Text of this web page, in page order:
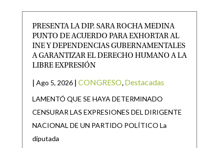
PRESENTA LA DIP. SARA ROCHA MEDINA
PUNTO DE ACUERDO PARA EXHORTAR AL
INE Y DEPENDENCIAS GUBERNAMENTALES
A GARANTIZAR EL DERECHO HUMANO A LA
LIBRE EXPRESIÓN
| Ago 5, 2026 | CONGRESO, Destacadas
LAMENTÓ QUE SE HAYA DETERMINADO
CENSURAR LAS EXPRESIONES DEL DIRIGENTE
NACIONAL DE UN PARTIDO POLÍTICO La
diputada